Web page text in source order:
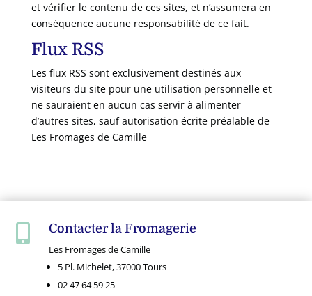
et vérifier le contenu de ces sites, et n’assumera en
conséquence aucune responsabilité de ce fait.
Flux RSS
Les flux RSS sont exclusivement destinés aux
visiteurs du site pour une utilisation personnelle et
ne sauraient en aucun cas servir à alimenter
d’autres sites, sauf autorisation écrite préalable de
Les Fromages de Camille
 Contacter la Fromagerie
Les Fromages de Camille
5 Pl. Michelet, 37000 Tours
02 47 64 59 25